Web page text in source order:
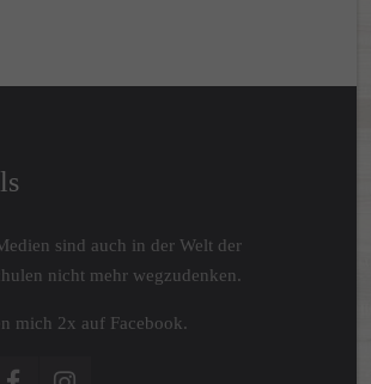
sind auch in der Welt der
nicht mehr wegzudenken.
mich 2x auf Facebook.